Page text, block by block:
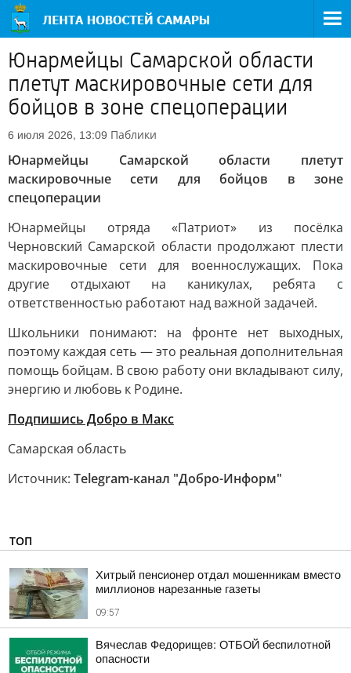
Юнармейцы Самарской области
плетут маскировочные сети для
бойцов в зоне спецоперации
6 июля 2026, 13:09 Паблики
Юнармейцы Самарской области плетут
маскировочные сети для бойцов в зоне
спецоперации
Юнармейцы отряда «Патриот» из посёлка
Черновский Самарской области продолжают плести
маскировочные сети для военнослужащих. Пока
другие отдыхают на каникулах, ребята с
ответственностью работают над важной задачей.
Школьники понимают: на фронте нет выходных,
поэтому каждая сеть — это реальная дополнительная
помощь бойцам. В свою работу они вкладывают силу,
энергию и любовь к Родине.
Подпишись Добро в Макс
Самарская область
Источник: Telegram-канал "Добро-Информ"
ТОП
Хитрый пенсионер отдал мошенникам вместо
миллионов нарезанные газеты
09:57
Вячеслав Федорищев: ОТБОЙ беспилотной
опасности